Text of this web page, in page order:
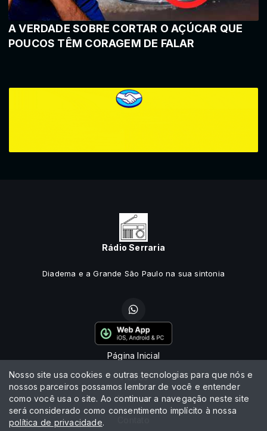
A VERDADE SOBRE CORTAR O AÇÚCAR QUE
POUCOS TÊM CORAGEM DE FALAR
Rádio Serraria
Diadema e a Grande São Paulo na sua sintonia
Página Inicial
Vídeos
Notícias
Nosso site usa cookies e outras tecnologias para que nós e
nossos parceiros possamos lembrar de você e entender
como você usa o site. Ao continuar a navegação neste site
será considerado como consentimento implícito à nossa
política de privacidade.